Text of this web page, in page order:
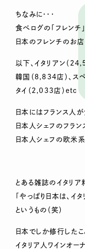
ちなみに・・・
食べログの「フレンチ
日本のフレンチのお
以下、イタリアン（
韓国（8,834店）、ス
タイ（2,033店）etc
日本にはフランス人
日本人シェフのフラン
日本人シェフの欧米
とある雑誌のイタリ
「やっぱり日本は、イ
というもの（笑）
日本でしか修行した
イタリア人ワインオー